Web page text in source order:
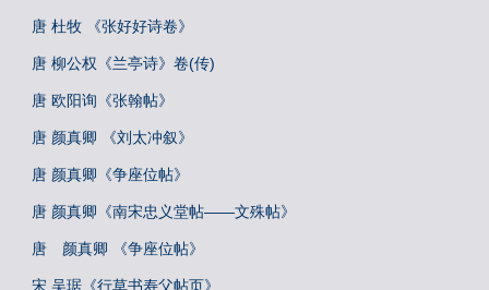
唐 杜牧 《张好好诗卷》
唐 柳公权《兰亭诗》卷(传)
唐 欧阳询《张翰帖》
唐 颜真卿 《刘太冲叙》
唐 颜真卿《争座位帖》
唐 颜真卿《南宋忠义堂帖——文殊帖》
唐 颜真卿 《争座位帖》
宋 吴琚《行草书寿父帖页》